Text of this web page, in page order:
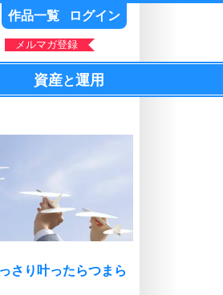
作品一覧 ログイン
メルマガ登録
資産と運用
さり叶ったらつまら